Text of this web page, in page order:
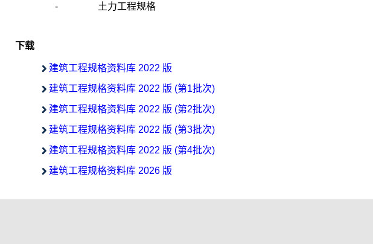
-
土力工程规格
下载
建筑工程规格资料库 2022 版
建筑工程规格资料库 2022 版 (第1批次)
建筑工程规格资料库 2022 版 (第2批次)
建筑工程规格资料库 2022 版 (第3批次)
建筑工程规格资料库 2022 版 (第4批次)
建筑工程规格资料库 2026 版